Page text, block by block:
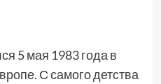
5 мая 1983 года в
С самого детства